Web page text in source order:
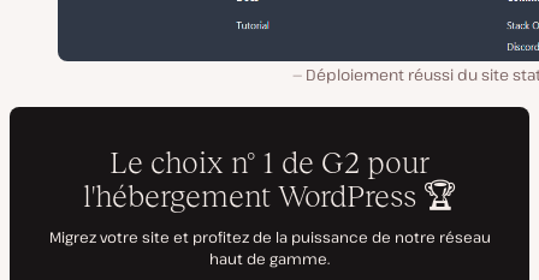
Déploiement réussi du site